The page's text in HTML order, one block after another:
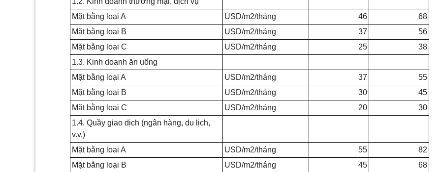
Mặt bằng loại A
USD/m2/tháng 46
68
Mặt bằng loại B
USD/m2/tháng 37
56
Mặt bằng loại C USD/m2/tháng 25
38
1.3. Kinh doanh ăn uống
Mặt bằng loại A
USD/m2/tháng 37
55
Mặt bằng loại B
USD/m2/tháng 30
45
Mặt bằng loại C USD/m2/tháng 20
30
1.4. Quầy giao dịch (ngân hàng, du lịch,
v.v.)
Mặt bằng loại A
USD/m2/tháng 55
82
Mặt bằng loại B
USD/m2/tháng 45
68